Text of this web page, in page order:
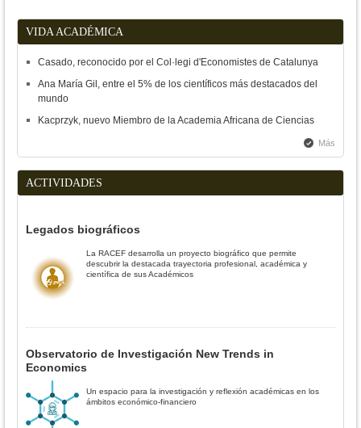
VIDA ACADÉMICA
Casado, reconocido por el Col·legi d'Economistes de Catalunya
Ana María Gil, entre el 5% de los científicos más destacados del
mundo
Kacprzyk, nuevo Miembro de la Academia Africana de Ciencias
Más
ACTIVIDADES
Legados biográficos
La RACEF desarrolla un proyecto biográfico que permite
descubrir la destacada trayectoria profesional, académica y
científica de sus Académicos
Observatorio de Investigación New Trends in
Economics
Un espacio para la investigación y reflexión académicas en los
ámbitos económico-financiero